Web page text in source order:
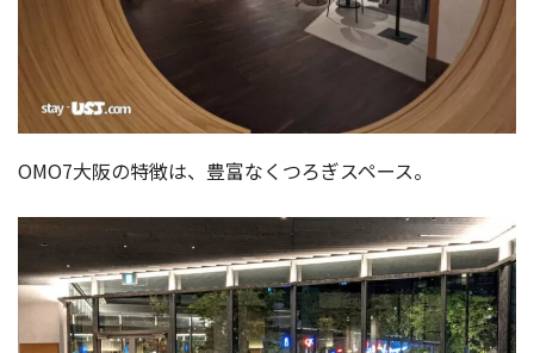
OMO7大阪の特徴は、豊富なくつろぎスペース。